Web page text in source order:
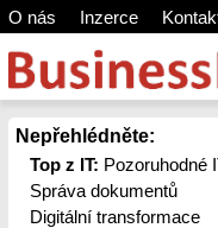
O nás Inzerce
Nepřehlédněte:
Top z IT: Pozoruhodné
Správa dokumentů
Digitální transformace